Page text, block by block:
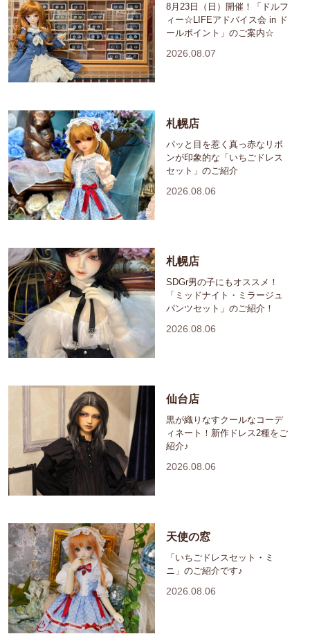
8月23日（日）開催！「ドルフ
ィー☆LIFEアドバイス会 in ド
ールポイント」のご案内☆
2026.08.07
札幌店
パッと目を惹く真っ赤なリボ
ンが印象的な「いちごドレス
セット」のご紹介
2026.08.06
札幌店
SDGr男の子にもオススメ！
「ミッドナイト・ミラージュ
パンツセット」のご紹介！
2026.08.06
仙台店
黒が織りなすクールなコーデ
ィネート！新作ドレス2種をご
紹介♪
2026.08.06
天使の窓
「いちごドレスセット・ミ
ニ」のご紹介です♪
2026.08.06